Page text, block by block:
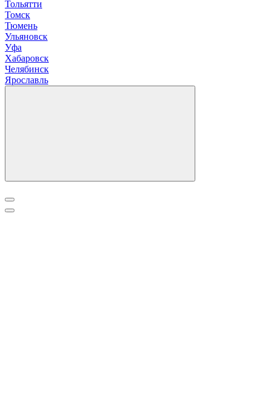
Тольятти
Томск
Тюмень
Ульяновск
Уфа
Хабаровск
Челябинск
Ярославль